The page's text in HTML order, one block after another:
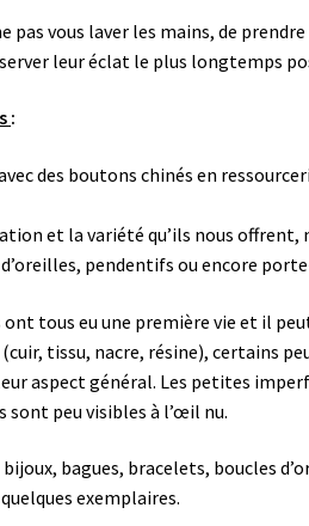
pas vous laver les mains, de
leur éclat le plus longtemps
:
des boutons chinés en
et la variété qu’ils nous
pendentifs ou encore
tous eu une première vie et il
tissu, nacre, résine), certains
aspect général. Les petites
sont peu visibles à l’œil nu.
bagues, bracelets, boucles
exemplaires.